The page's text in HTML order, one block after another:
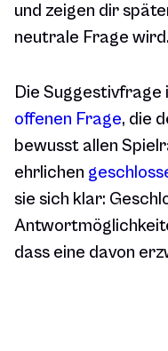
und zeigen dir
neutrale Frage wird.
Die Suggestivfrage
offenen Frage, die
bewusst allen
ehrlichen
sie sich klar:
dass eine davon